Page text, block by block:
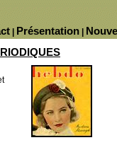
Présentation